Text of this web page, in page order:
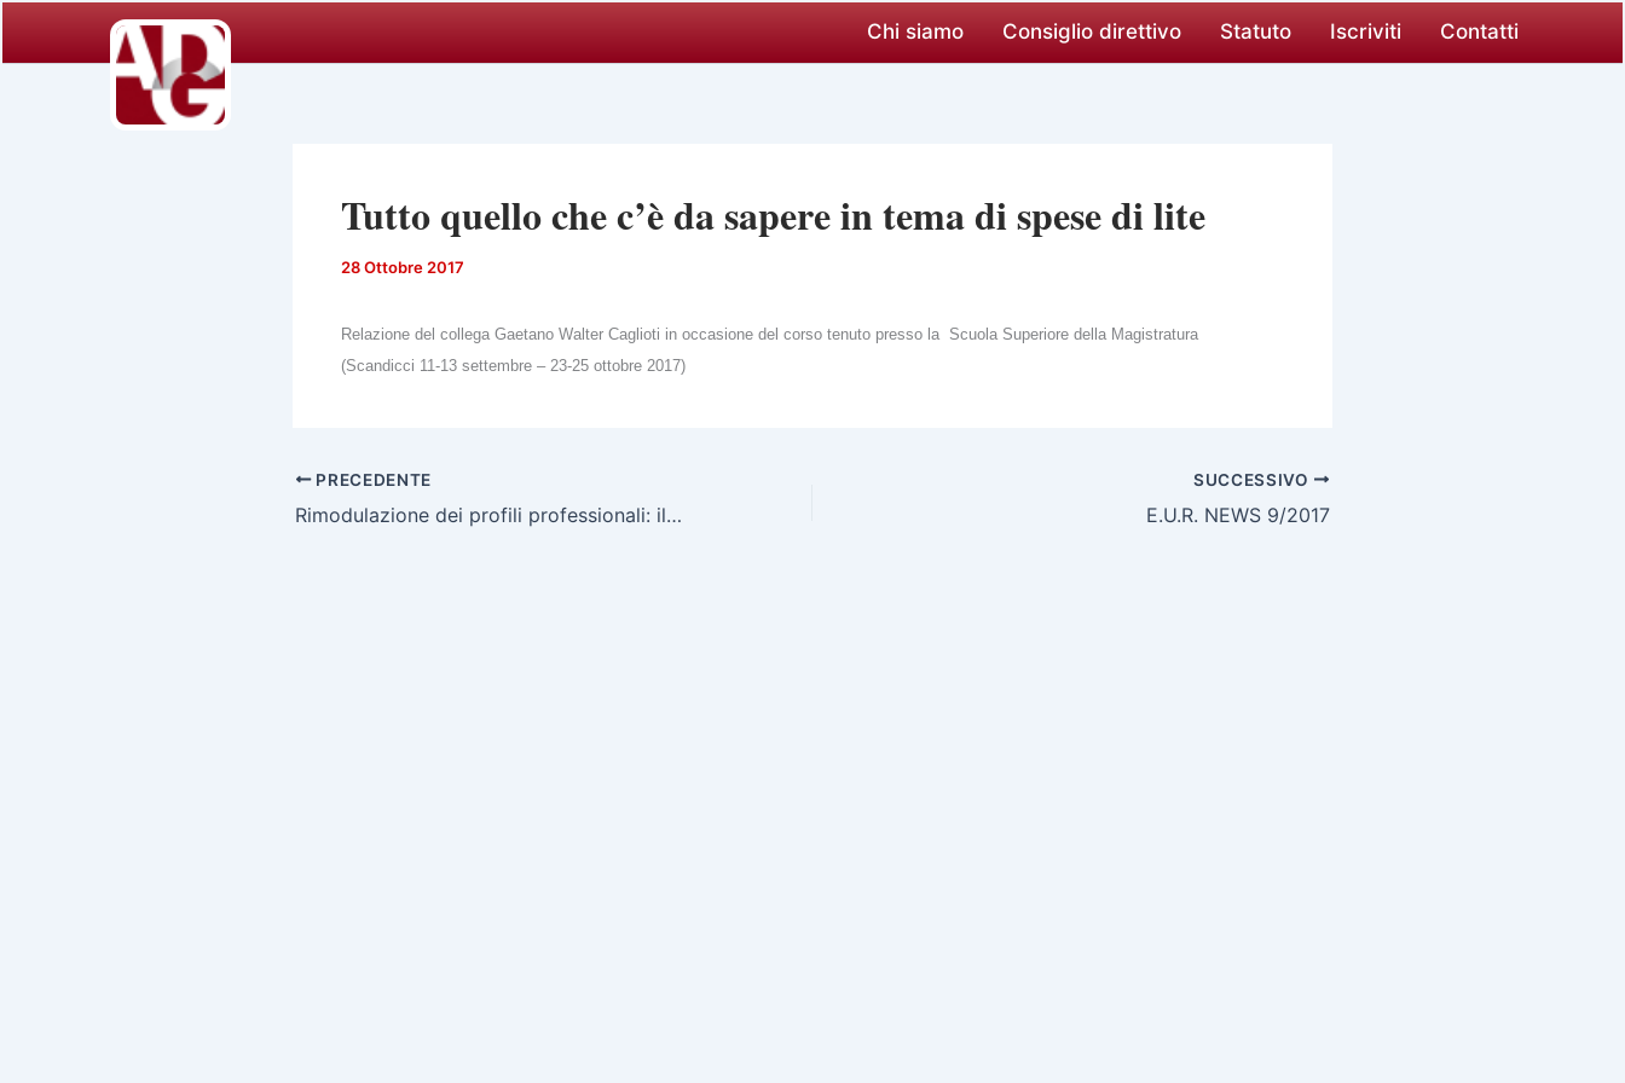
Chi siamo Consiglio direttivo Statuto Iscriviti Contatti
Tutto quello che c’è da sapere in tema di spese di lite
28 Ottobre 2017
Relazione del collega Gaetano Walter Caglioti in occasione del corso tenuto presso la Scuola Superiore della Magistratura
(Scandicci 11-13 settembre – 23-25 ottobre 2017)
PRECEDENTE
Rimodulazione dei profili professionali: il contributo dell’ADG
SUCCESSIVO
E.U.R. NEWS 9/2017